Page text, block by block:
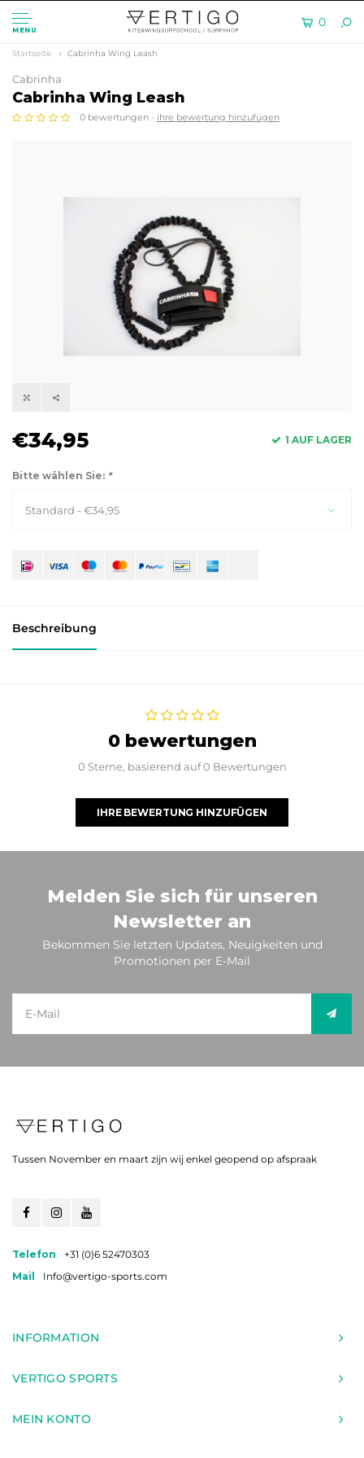
MENU
0
Startseite Cabrinha Wing Leash
Cabrinha
Cabrinha Wing Leash
0 bewertungen - ihre bewertung hinzufügen
€34,95 1 AUF LAGER
Bitte wählen Sie: *
Standard - €34,95
Beschreibung
0 bewertungen
0 Sterne, basierend auf 0 Bewertungen
IHRE BEWERTUNG HINZUFÜGEN
Melden Sie sich für unseren
Newsletter an
Bekommen Sie letzten Updates, Neuigkeiten und
Promotionen per E-Mail
Tussen November en maart zijn wij enkel geopend op afspraak
Telefon
+31 (0)6 52470303
Mail
Info@vertigo-sports.com
INFORMATION
VERTIGO SPORTS
MEIN KONTO